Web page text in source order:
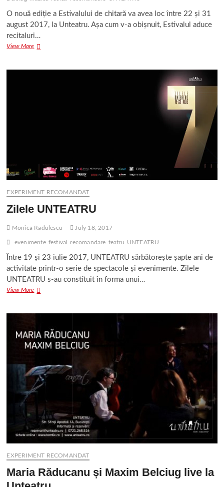
O nouă ediție a Estivalului de chitară va avea loc între 22 și 31
august 2017, la Unteatru. Așa cum v-a obișnuit, Estivalul aduce
recitaluri…
View MoreEstivalul
EXPERIMENT RECOMANDAT
Zilele UNTEATRU
Monica Radulescu July 18, 2017
evenimente festival recomandare teatru UNTEATRU
Între 19 și 23 iulie 2017, UNTEATRU sărbătorește șapte ani de
activitate printr-o serie de spectacole și evenimente. Zilele
UNTEATRU s-au constituit în forma unui…
View MoreZilele
EXPERIMENT RECOMANDAT
Maria Răducanu și Maxim Belciug live la